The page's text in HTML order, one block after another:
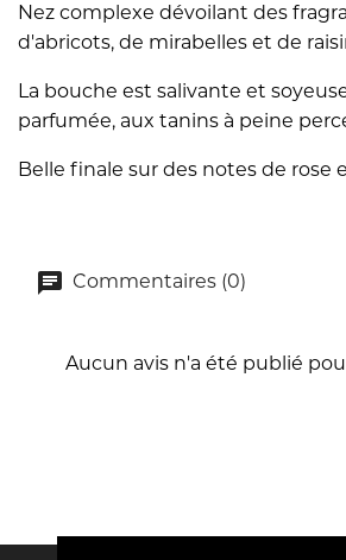
Nez complexe dévoilant des
d'abricots, de mirabelles et de
La bouche est salivante et
parfumée, aux tanins à peine
Belle finale sur des notes de rose
Commentaires (0)
Aucun avis n'a été publié